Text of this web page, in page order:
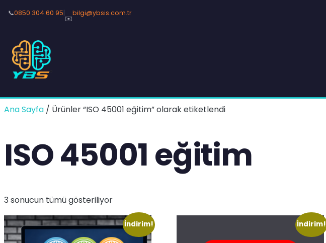
📞0850 304 60 95|
✉️
bilgi@ybsis.com.tr
Ana Sayfa / Ürünler “ISO 45001 eğitim” olarak etiketlendi
ISO 45001 eğitim
3 sonucun tümü gösteriliyor
İndirim! İndirim!